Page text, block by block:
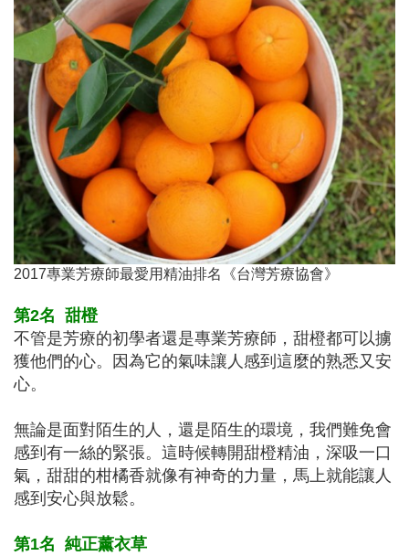
2017專業芳療師最愛用精油排名《台灣芳療協會》
第2名 甜橙
不管是芳療的初學者還是專業芳療師，甜橙都可以擄
獲他們的心。因為它的氣味讓人感到這麼的熟悉又安
心。
無論是面對陌生的人，還是陌生的環境，我們難免會
感到有一絲的緊張。這時候轉開甜橙精油，深吸一口
氣，甜甜的柑橘香就像有神奇的力量，馬上就能讓人
感到安心與放鬆。
第1名 純正薰衣草